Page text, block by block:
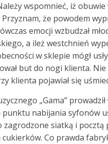
wspomnieć, iż obuwie
że powodem
emocji wzbudzał
a ileż westchnień
w sklepie mógł
but do nogi klienta.
klienta pojawiał się
„Gama”
nabijania syfonów
zagrodzone siatką i
Co prawda